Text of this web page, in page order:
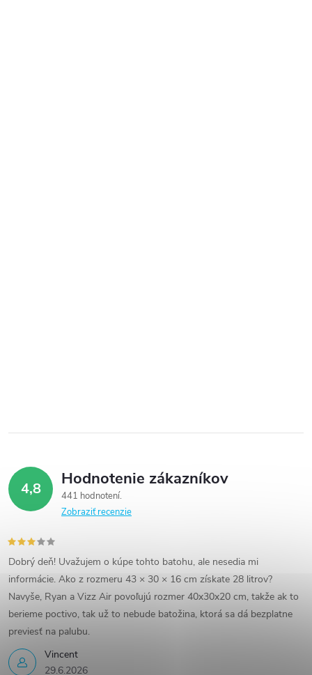
4,8 Hodnotenie zákazníkov
441 hodnotení
Zobraziť recenzie
Vincent
29.6.2026
Dobrý deň! Uvažujem o kúpe tohto batohu, ale nesedia mi
informácie. Ako z rozmeru 43 × 30 × 16 cm získate 28 litrov?
Navyše, Ryan a Vizz Air povoľujú rozmer 40x30x20 cm, takže ak to
berieme poctivo, tak už to nebude batožina, ktorá sa dá bezplatne
previesť na palubu.